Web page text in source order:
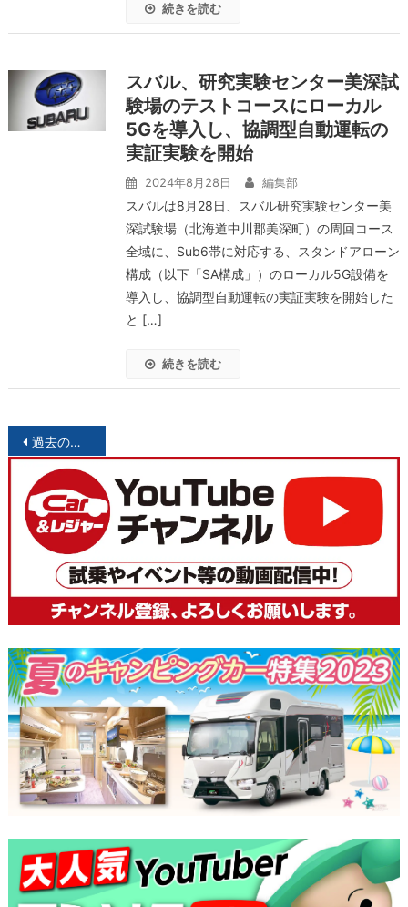
続きを読む
スバル、研究実験センター美深試
験場のテストコースにローカル
5Gを導入し、協調型自動運転の
実証実験を開始
2024年8月28日 編集部
スバルは8月28日、スバル研究実験センター美
深試験場（北海道中川郡美深町）の周回コース
全域に、Sub6帯に対応する、スタンドアローン
構成（以下「SA構成」）のローカル5G設備を
導入し、協調型自動運転の実証実験を開始した
と […]
続きを読む
投
稿
ナ
ビ
ー
シ
ョ
ン
過去の投稿